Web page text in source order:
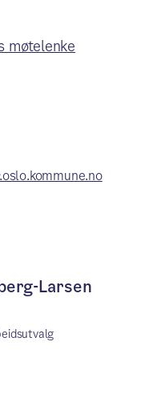
møtelenke
Larsen